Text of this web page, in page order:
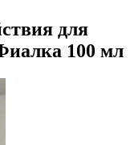
для
100 мл